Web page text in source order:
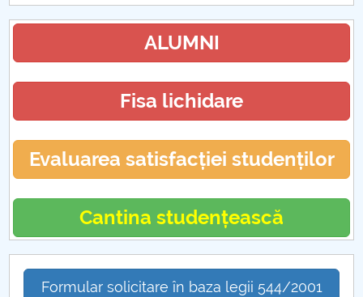
ALUMNI
Fisa lichidare
Evaluarea satisfacției studenților
Cantina studențească
Formular solicitare în baza legii 544/2001